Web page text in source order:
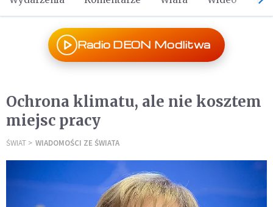
Radio DEON Modlitwa
Ochrona klimatu, ale nie kosztem
miejsc pracy
ŚWIAT WIADOMOŚCI ZE ŚWIATA